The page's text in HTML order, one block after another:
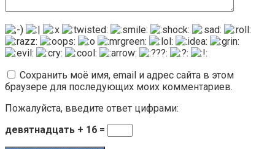
Сохранить моё имя, email и адрес сайта в этом
браузере для последующих моих комментариев.
Пожалуйста, введите ответ цифрами:
девятнадцать + 16 =